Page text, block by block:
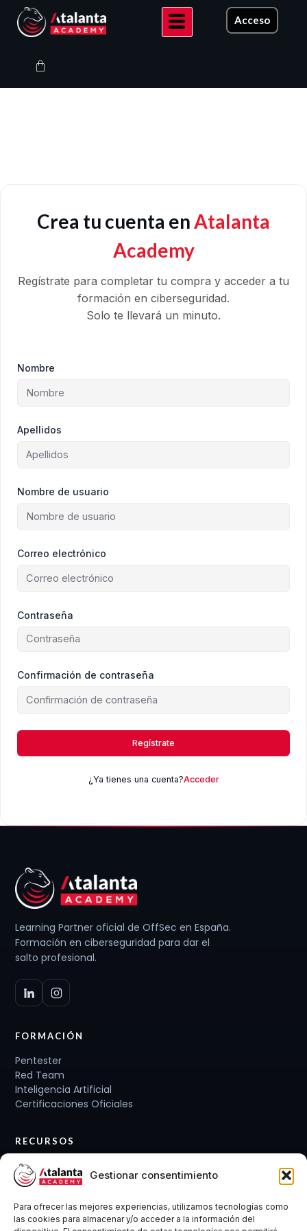
Gestionar consentimiento
Para ofrecer las mejores experiencias, utilizamos tecnologías como
las cookies para almacenar y/o acceder a la información del
contenido
Acceso
Carrito
Crea tu cuenta enAtalanta
Academy
Regístrate para completar tu compra y acceder a tu
formación en ciberseguridad.
Solo te llevará un minuto.
Nombre
Apellidos
Nombre de usuario
Correo electrónico
Contraseña
Confirmación de contraseña
Regístrate
¿Ya tienes una cuenta?Acceder
Learning Partner oficial de OffSec en España.
Formación en ciberseguridad para dar el
salto profesional.
FORMACIÓN
Pentester
Red Team
Inteligencia Artificial
Certificaciones Oficiales
RECURSOS
Planes de carrera
Cursos y Packs
Conócenos